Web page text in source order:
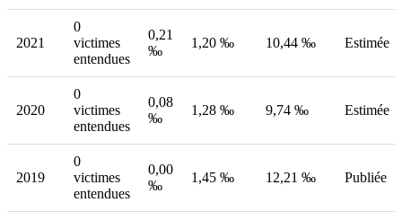
2021
0
victimes
entendues
0,21
‰
1,20 ‰ 10,44 ‰ Estimée
2020
0
victimes
entendues
0,08
‰
1,28 ‰ 9,74 ‰ Estimée
2019
0
victimes
entendues
0,00
‰
1,45 ‰ 12,21 ‰ Publiée